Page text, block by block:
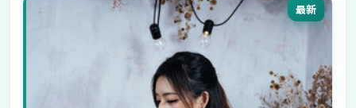
最新